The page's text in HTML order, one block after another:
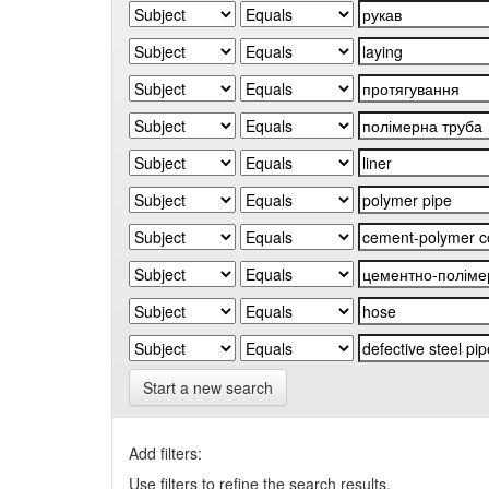
Start a new search
Add filters:
Use filters to refine the search results.